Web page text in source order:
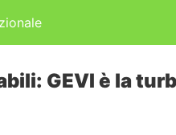
GEVI è la